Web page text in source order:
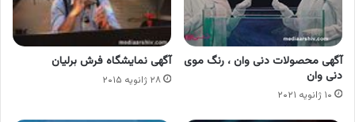
آگهی محصولات دنی وان ، رنگ موی
دنی وان
۱۰ ژانویه ۲۰۲۱
آگهی نمایشگاه فرش برلیان
۲۸ ژانویه ۲۰۱۵